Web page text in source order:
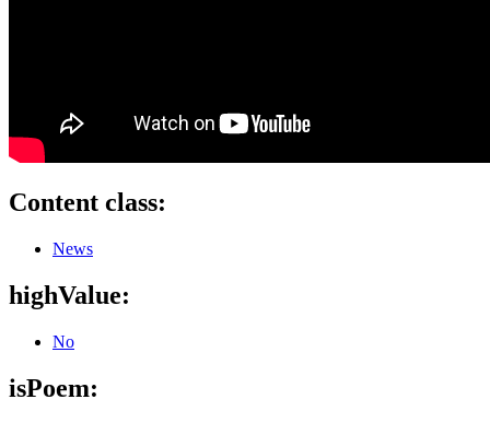
Content class:
News
highValue:
No
isPoem: